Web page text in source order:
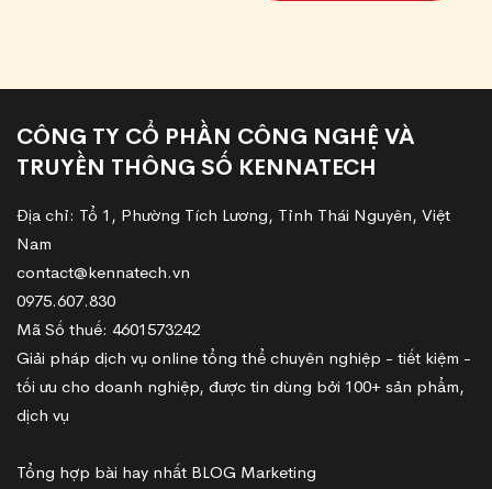
CÔNG TY CỔ PHẦN CÔNG NGHỆ VÀ
TRUYỀN THÔNG SỐ KENNATECH
Địa chỉ: Tổ 1, Phường Tích Lương, Tỉnh Thái Nguyên, Việt
Nam
contact@kennatech.vn
0975.607.830
Mã Số thuế: 4601573242
Giải pháp dịch vụ online tổng thể chuyên nghiệp - tiết kiệm -
tối ưu cho doanh nghiệp, được tin dùng bởi 100+ sản phẩm,
dịch vụ
Tổng hợp bài hay nhất BLOG Marketing